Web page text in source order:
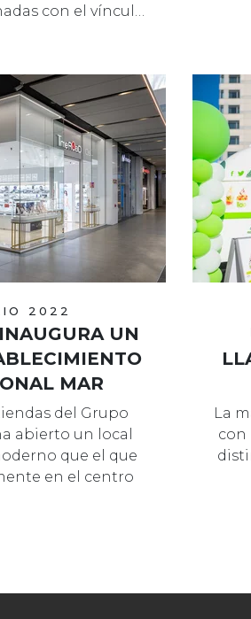
con el víncul…
2022
UN
MAR
del Grupo
abierto un local
que el que
en el centro
La
con